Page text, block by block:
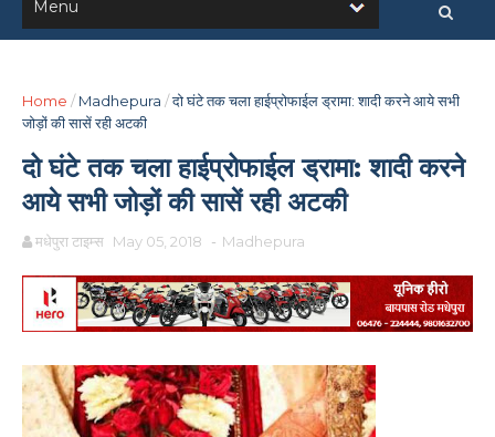
Home / Madhepura /दो घंटे तक चला हाईप्रोफाईल ड्रामा: शादी करने आये सभी
जोड़ों की सासें रही अटकी
दो घंटे तक चला हाईप्रोफाईल ड्रामा: शादी करने
आये सभी जोड़ों की सासें रही अटकी
मधेपुरा टाइम्स May 05, 2018 - Madhepura